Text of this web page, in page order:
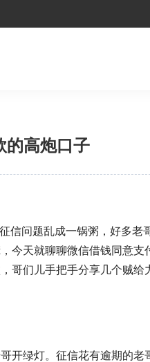
的高炮口子
信问题乱成一锅粥，好多老
今天就聊聊微信借钱同意支
哥们儿手把手分享几个贼给
开绿灯。征信花有逾期的老